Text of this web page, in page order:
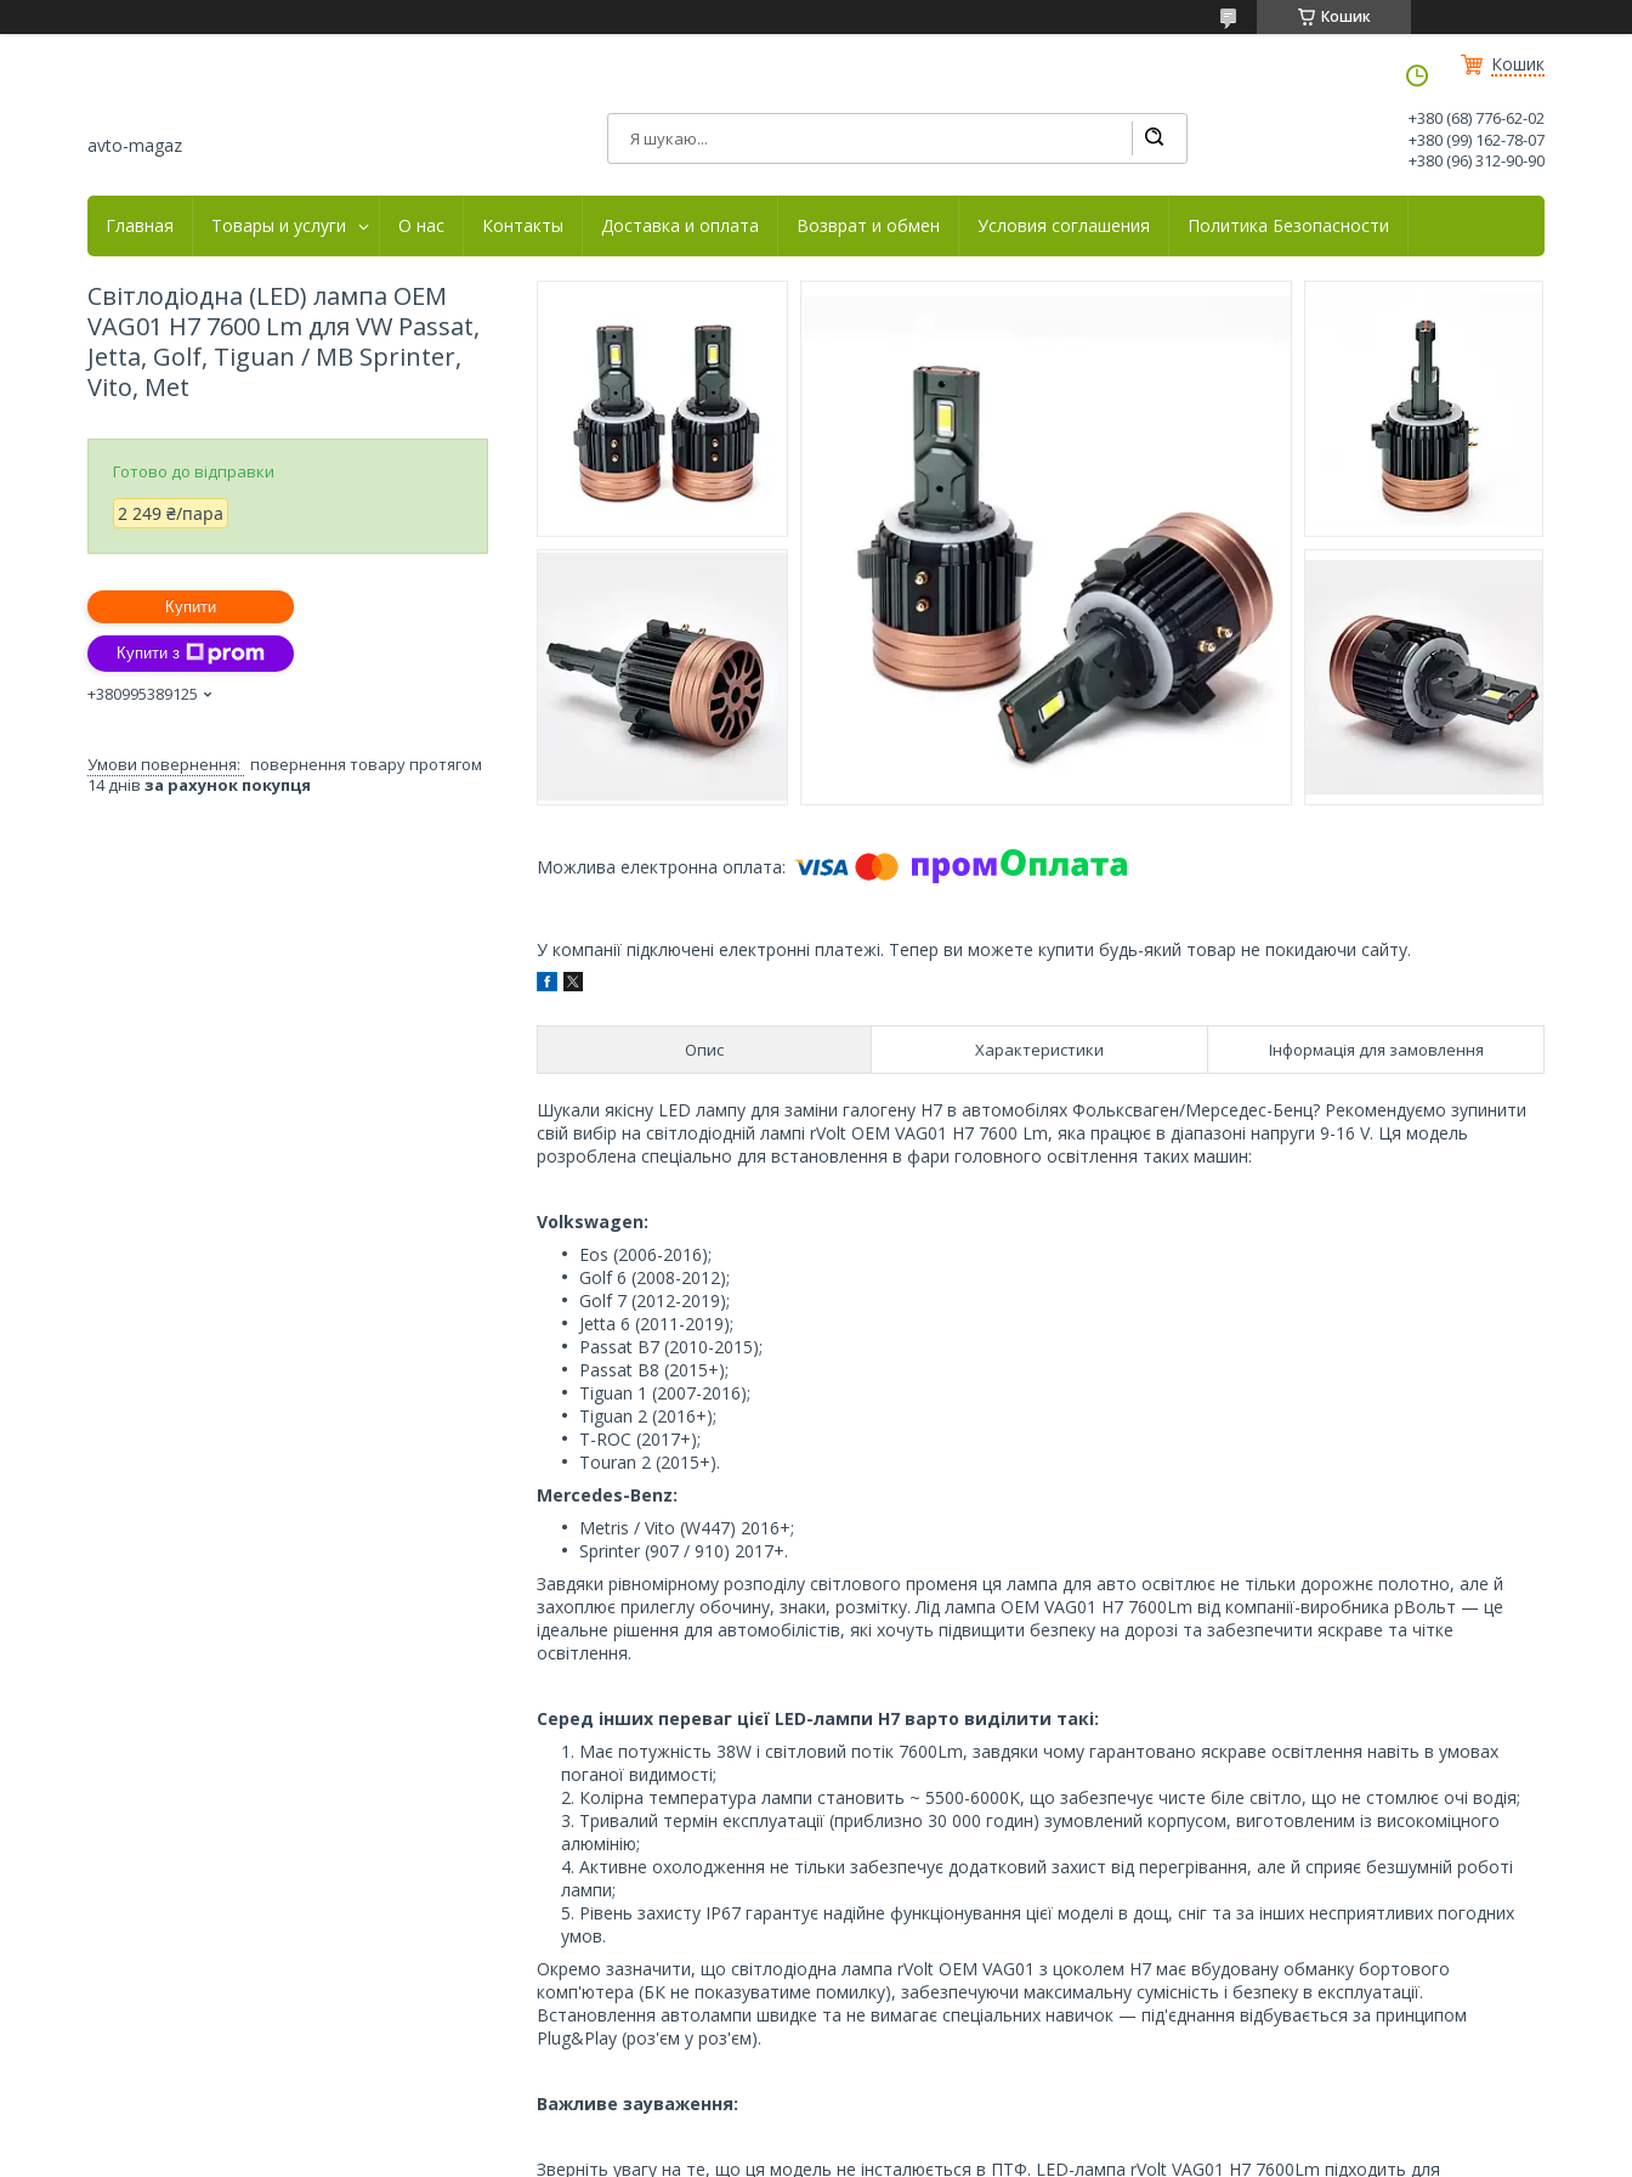
Кошик
Кошик
avto-magaz
+380 (68) 776-62-02
+380 (99) 162-78-07
+380 (96) 312-90-90
Главная Товары и услуги О нас Контакты Доставка и оплата Возврат и обмен Условия соглашения Политика Безопасности
У компанії підключені електронні платежі. Тепер ви можете купити будь-який товар не покидаючи сайту.
Опис Характеристики Інформація для замовлення
Шукали якісну LED лампу для заміни галогену H7 в автомобілях Фольксваген/Мерседес-Бенц? Рекомендуємо зупинити
свій вибір на світлодіодній лампі rVolt OEM VAG01 H7 7600 Lm, яка працює в діапазоні напруги 9-16 V. Ця модель
розроблена спеціально для встановлення в фари головного освітлення таких машин:
Volkswagen:
Eos (2006-2016);
Golf 6 (2008-2012);
Golf 7 (2012-2019);
Jetta 6 (2011-2019);
Passat B7 (2010-2015);
Passat B8 (2015+);
Tiguan 1 (2007-2016);
Tiguan 2 (2016+);
T-ROC (2017+);
Touran 2 (2015+).
Mercedes-Benz:
Metris / Vito (W447) 2016+;
Sprinter (907 / 910) 2017+.
Завдяки рівномірному розподілу світлового променя ця лампа для авто освітлює не тільки дорожнє полотно, але й
захоплює прилеглу обочину, знаки, розмітку. Лід лампа OEM VAG01 H7 7600Lm від компанії-виробника рВольт — це
ідеальне рішення для автомобілістів, які хочуть підвищити безпеку на дорозі та забезпечити яскраве та чітке
освітлення.
Серед інших переваг цієї LED-лампи H7 варто виділити такі:
Має потужність 38W і світловий потік 7600Lm, завдяки чому гарантовано яскраве освітлення навіть в умовах
поганої видимості;
Колірна температура лампи становить ~ 5500-6000K, що забезпечує чисте біле світло, що не стомлює очі водія;
Тривалий термін експлуатації (приблизно 30 000 годин) зумовлений корпусом, виготовленим із високоміцного
алюмінію;
Активне охолодження не тільки забезпечує додатковий захист від перегрівання, але й сприяє безшумній роботі
лампи;
Рівень захисту IP67 гарантує надійне функціонування цієї моделі в дощ, сніг та за інших несприятливих погодних
умов.
Окремо зазначити, що світлодіодна лампа rVolt OEM VAG01 з цоколем H7 має вбудовану обманку бортового
комп'ютера (БК не показуватиме помилку), забезпечуючи максимальну сумісність і безпеку в експлуатації.
Встановлення автолампи швидке та не вимагає спеціальних навичок — під'єднання відбувається за принципом
Plug&Play (роз'єм у роз'єм).
Важливе зауваження:
Зверніть увагу на те, що ця модель не інсталюється в ПТФ. LED-лампа rVolt VAG01 H7 7600Lm підходить для
Світлодіодна (LED) лампа OEM
VAG01 H7 7600 Lm для VW Passat,
Jetta, Golf, Tiguan / MB Sprinter,
Vito, Met
Готово до відправки
2 249 ₴/пара
Купити
Купити з
+380995389125
повернення товару протягом
14 днів за рахунок покупця